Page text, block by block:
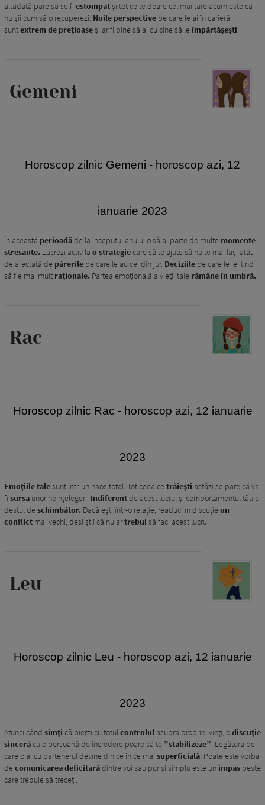
altădată pare să se fi estompatşi tot ce te doare cel mai tare acum este că
nu şii cum să o recuperezi. Noile perspective pe care le ai în carieră
suntextrem de preţioaseși ar fi bine să ai cu cine să le împărtăşeşti.
Gemeni
Horoscop zilnic Gemeni - horoscop azi, 12
ianuarie 2023
În această perioadăde la începutul anului o să ai parte de multe momente
stresante. Lucrezi activ la o strategie care să te ajute să nu te mai lași atât
de afectată de părerile pe care le au cei din jur. Deciziile pe care le iei tind
să fie mai mult raționale. Partea emoțională a vieții tale rămâne în umbră.
Rac
Horoscop zilnic Rac - horoscop azi, 12 ianuarie
2023
Emoțiile talesunt într-un haos total. Tot ceea ce trăiești astăzi se pare că va
fi sursa unor neințelegeri. Indiferentde acest lucru, și comportamentul tău e
destul de schimbător. Dacă ești într-o relație, readuci în discuție un
conflict mai vechi, deși știi că nu artrebui să faci acest lucru.
Leu
Horoscop zilnic Leu - horoscop azi, 12 ianuarie
2023
Atunci când simți că pierzi cu totulcontrolul asupra propriei vieți, odiscuție
sinceră cu o persoană de încredere poare să te ”stabilizeze”. Legătura pe
care o ai cu partenerul devine din ce în ce mai superficială. Poate este vorba
de comunicarea deficitarădintre voi sau pur și simplu este un impas peste
care trebuie să treceți.